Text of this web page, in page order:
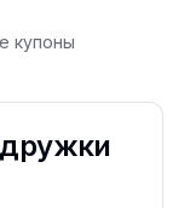
купоны